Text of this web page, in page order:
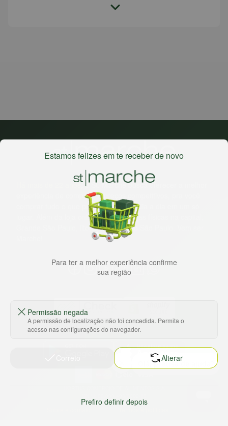
Há mais de 22 anos, o St. Marche busca oferecer a melhor
experiência de compras, a preços competitivos, pra você
comprar tudo o que precisa para seu dia a dia em um só
lugar. Além da loja online temos 31 lojas físicas na capital,
Grande São Paulo, litoral e interior de São Paulo. Vem ser
Baixe nosso app
Estamos felizes em te receber de novo
Para ter a melhor experiência confirme
sua região
Permissão negada
A permissão de localização não foi concedida. Permita o
acesso nas configurações do navegador.
Alterar
Prefiro definir depois